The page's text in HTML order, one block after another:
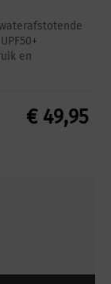
en
€49,95